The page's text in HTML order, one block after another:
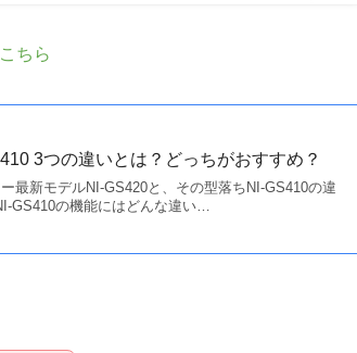
ちら
3つの違いとは？どっちがおすすめ？
最新モデルNI-GS420と、その型落ちNI-GS410の違
GS410の機能にはどんな違い…